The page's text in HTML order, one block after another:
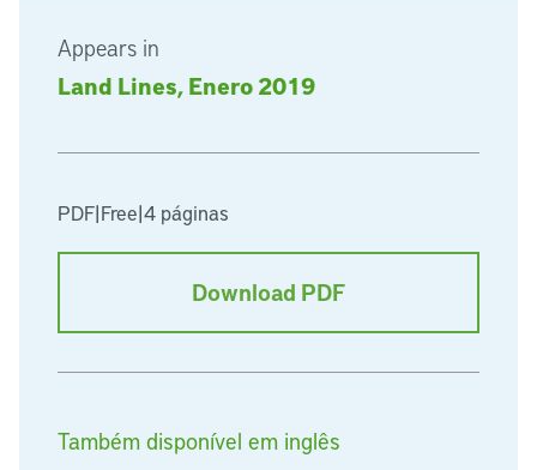
Appears in
Land Lines, Enero 2019
PDF|Free|4 páginas
Download PDF
Também disponível em inglês